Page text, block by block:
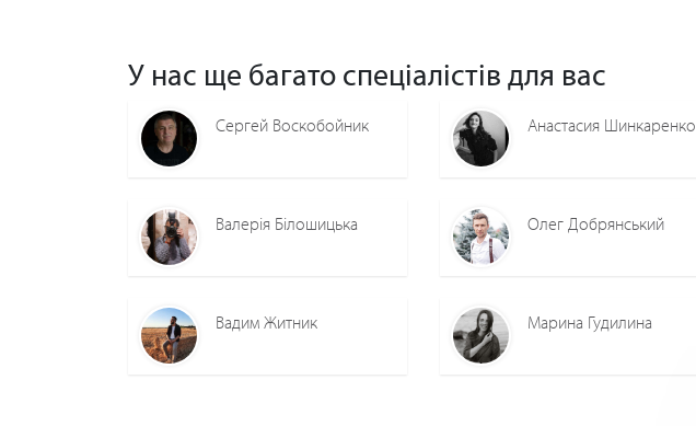
У нас ще багато спеціалістів для вас
Сергей Воскобойник Анастасия Шинкаренко
Валерія Білошицька Олег Добрянський
Вадим Житник Марина Гудилина